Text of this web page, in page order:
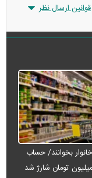
قوانین ارسال نظر
بخوانند/ حساب